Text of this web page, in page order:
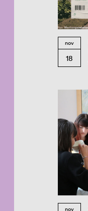
nov
18
nov